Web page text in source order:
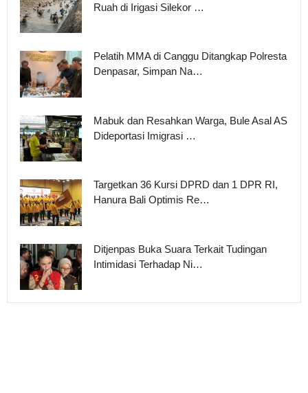
Ruah di Irigasi Silekor …
Pelatih MMA di Canggu Ditangkap Polresta
Denpasar, Simpan Na…
Mabuk dan Resahkan Warga, Bule Asal AS
Dideportasi Imigrasi …
Targetkan 36 Kursi DPRD dan 1 DPR RI,
Hanura Bali Optimis Re…
Ditjenpas Buka Suara Terkait Tudingan
Intimidasi Terhadap Ni…